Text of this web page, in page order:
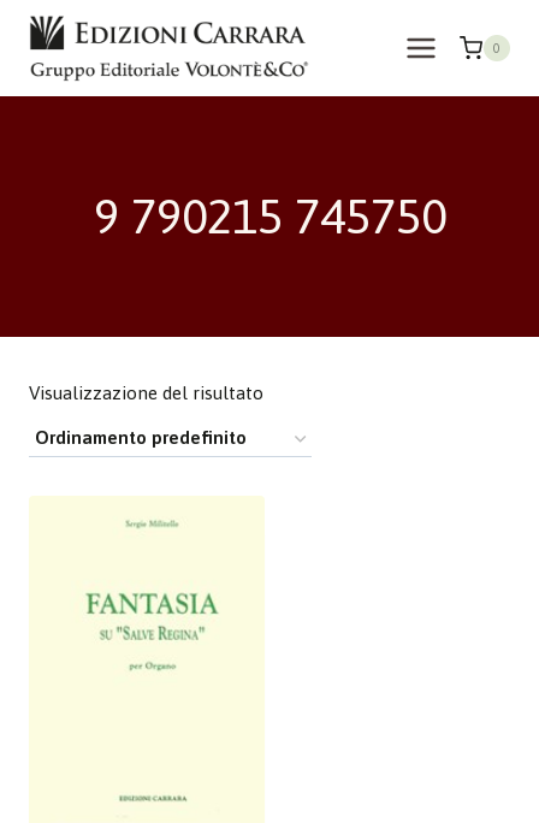
Salta
contenuto
0
9 790215 745750
Visualizzazione del risultato